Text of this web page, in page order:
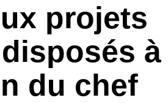
projets
à
du chef